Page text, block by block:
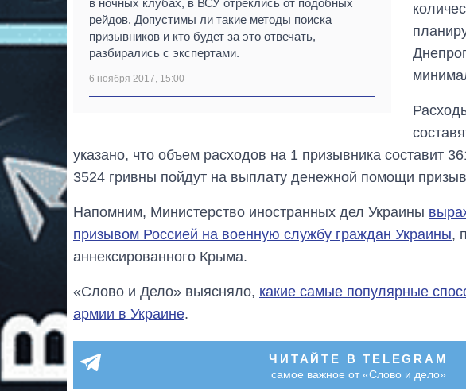
рейдов. Допустимы ли такие методы поиска
призывников и кто будет за это отвечать,
разбирались с экспертами.
6 ноября 2017, 15:00
указано, что объем расходов на 1 призывника составит
3524 гривны пойдут на выплату денежной помощи
Напомним, Министерство иностранных дел Украины
призывом Россией на военную службу граждан Украины,
аннексированного Крыма.
«Слово и Дело» выясняло, какие самые популярные
армии в Украине.
ЧИТАЙТЕ В TELEGRAM
самое важное от «Слово и дело»